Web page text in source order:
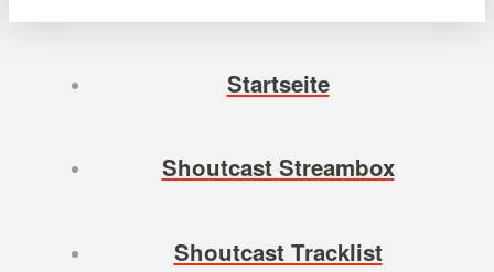
Startseite
Shoutcast Streambox
Shoutcast Tracklist